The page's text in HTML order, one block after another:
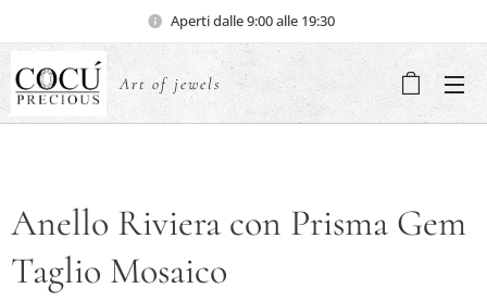
Aperti dalle 9:00 alle 19:30
Art of jewels
Anello Riviera con Prisma Gem
Taglio Mosaico